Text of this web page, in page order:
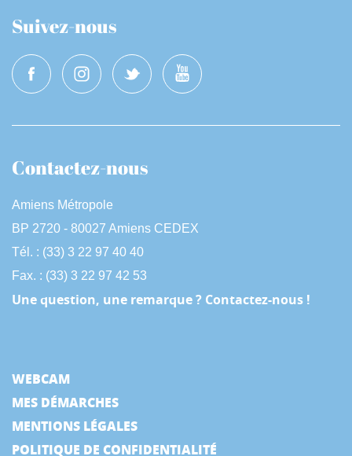
Suivez-nous
Contactez-nous
Amiens Métropole
BP 2720 - 80027 Amiens CEDEX
Tél. : (33) 3 22 97 40 40
Fax. : (33) 3 22 97 42 53
Une question, une remarque ? Contactez-nous !
WEBCAM
MES DÉMARCHES
MENTIONS LÉGALES
POLITIQUE DE CONFIDENTIALITÉ